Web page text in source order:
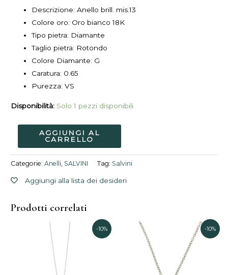
Descrizione: Anello brill. mis.13
Colore oro: Oro bianco 18K
Tipo pietra: Diamante
Taglio pietra: Rotondo
Colore Diamante: G
Caratura: 0.65
Purezza: VS
Disponibilità: Solo 1 pezzi disponibili
AGGIUNGI AL
CARRELLO
Categorie:Anelli, SALVINI Tag: Salvini
Aggiungi alla lista dei desideri
Prodotti correlati
-10%
prezzo
originale
era:
1.995,00€.
Il
prezzo
-10%
prezzo
originale
era:
2.298,00€.
prezzo
attuale
2.068,00€.